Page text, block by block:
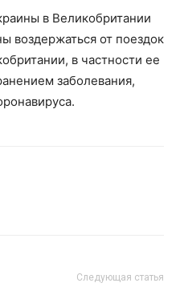
в Великобритании
воздержаться от поездок
в частности ее
заболевания,
Следующая статья